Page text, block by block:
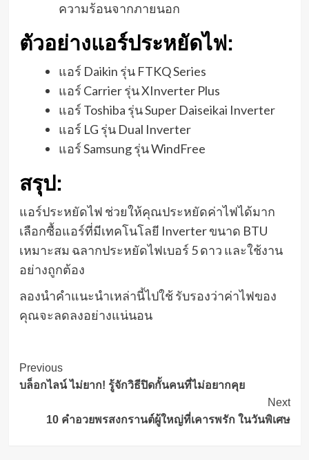
ความร้อนจากภายนอก
ตัวอย่างแอร์ประหยัดไฟ:
แอร์ Daikin รุ่น FTKQ Series
แอร์ Carrier รุ่น XInverter Plus
แอร์ Toshiba รุ่น Super Daiseikai Inverter
แอร์ LG รุ่น Dual Inverter
แอร์ Samsung รุ่น WindFree
สรุป:
แอร์ประหยัดไฟ ช่วยให้คุณประหยัดค่าไฟได้มาก
เลือกซื้อแอร์ที่มีเทคโนโลยี Inverter ขนาด BTU
เหมาะสม ฉลากประหยัดไฟเบอร์ 5 ดาว และใช้งาน
อย่างถูกต้อง
ลองนำคำแนะนำเหล่านี้ไปใช้ รับรองว่าค่าไฟของ
คุณจะลดลงอย่างแน่นอน
Post
Navigation
Previous
บล็อกไลน์ ไม่ยาก! รู้จักวิธีปิดกั้นคนที่ไม่อยากคุย
Next
10 คำอวยพรสงกรานต์ผู้ใหญ่ที่เคารพรัก ในวันพิเศษ